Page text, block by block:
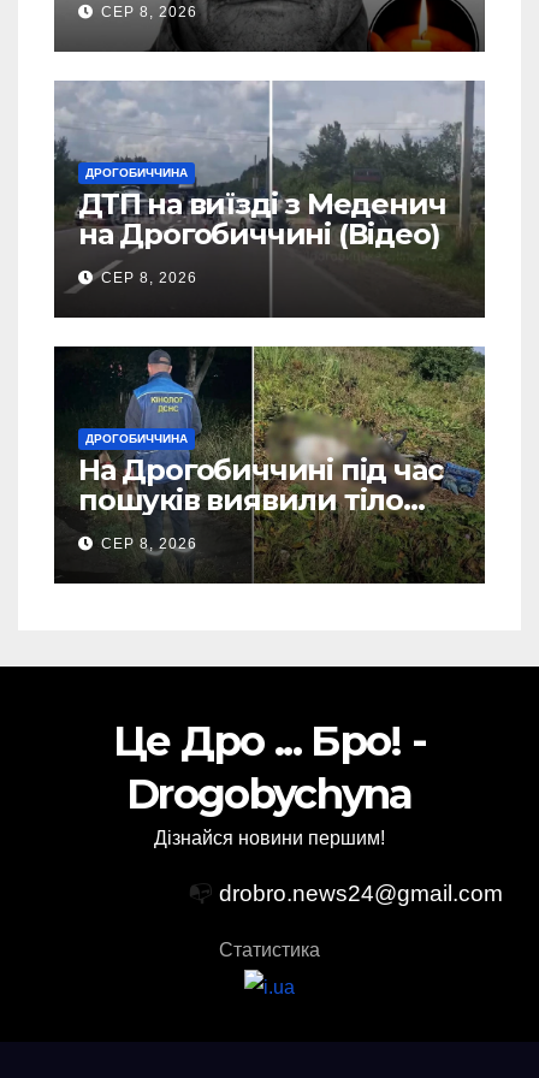
Станилі
СЕР 8, 2026
ДРОГОБИЧЧИНА
ДТП на виїзді з Меденич
на Дрогобиччині (Відео)
СЕР 8, 2026
ДРОГОБИЧЧИНА
На Дрогобиччині під час
пошуків виявили тіло
зниклого чоловіка (Фото)
СЕР 8, 2026
Це Дро ... Бро! -
Drogobychyna
Дізнайся новини першим!
📭 drobro.news24@gmail.com
Статистика